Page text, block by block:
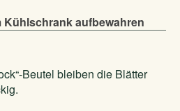
Kühlschrank aufbewahren
Beutel bleiben die Blätter